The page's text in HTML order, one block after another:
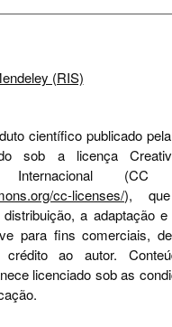
(RIS)
científico publicado
sob a licença
Internacional
cc-licenses/),
a adaptação
para fins comerciais,
ao autor.
licenciado sob as